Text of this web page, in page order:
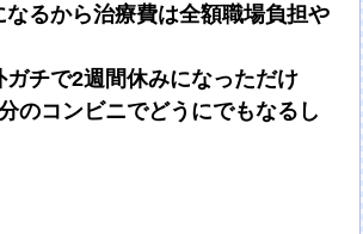
なるから治療費は全額職場負担や
ガチで2週間休みになっただけ
のコンビニでどうにでもなるし